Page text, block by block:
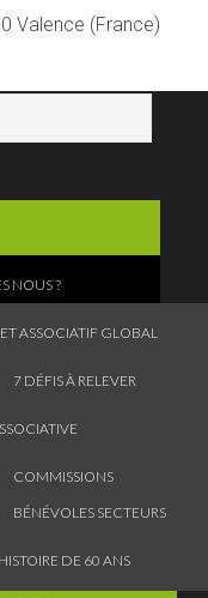
Valence (France)
NOUS ?
ASSOCIATIF GLOBAL
7 DÉFIS À RELEVER
COMMISSIONS
BÉNÉVOLES SECTEURS
DE 60 ANS